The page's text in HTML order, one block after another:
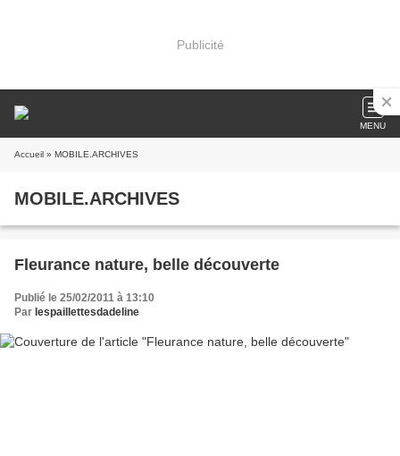
Publicité
MENU
Accueil » MOBILE.ARCHIVES
MOBILE.ARCHIVES
Fleurance nature, belle découverte
Publié le 25/02/2011 à 13:10
Par lespaillettesdadeline